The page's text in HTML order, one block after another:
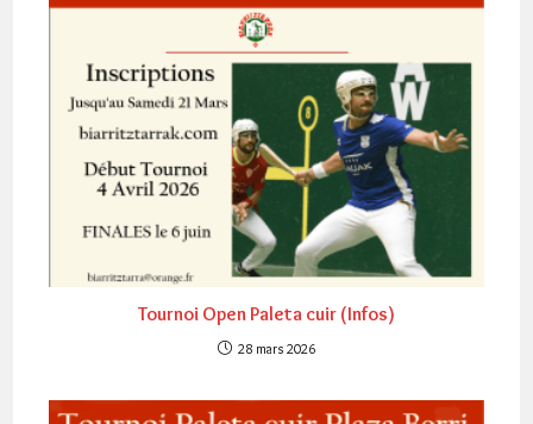
Tournoi Open Paleta cuir (Infos)
28 mars 2026